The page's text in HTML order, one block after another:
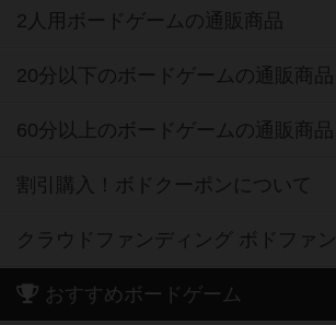
2人用ボードゲームの通販商品
20分以下のボードゲームの通販商品
60分以上のボードゲームの通販商品
割引購入！ボドクーポンについて
クラウドファンディング ボドファン
おすすめボードゲーム